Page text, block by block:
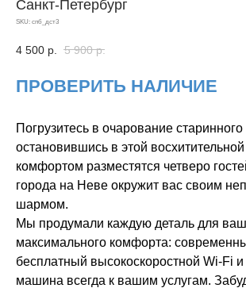
Санкт-Петербург
SKU: спб_дст3
4 500 р. 5 900 р.
ПРОВЕРИТЬ НАЛИЧИЕ
Погрузитесь в очарование
остановившись в этой
комфортом разместятся четверо
города на Неве окружит вас своим
шармом.
Мы продумали каждую деталь для
максимального комфорта:
бесплатный высокоскоростной Wi-Fi и
машина всегда к вашим услугам.